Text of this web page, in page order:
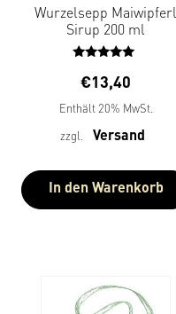
Wurzelsepp Maiwipferl
Sirup 200 ml
Bewertet
mit
5.00
von 5
€13,40
Enthält 20% MwSt.
zzgl. Versand
In den Warenkorb